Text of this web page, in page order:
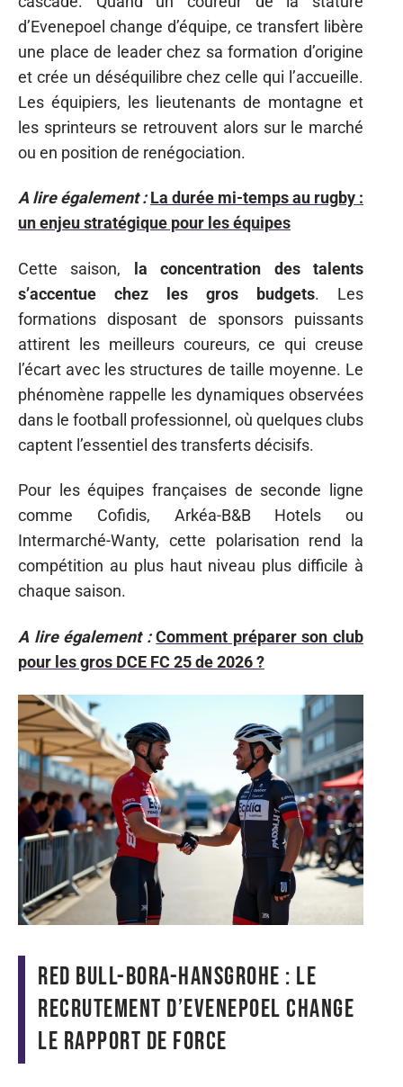
d’Evenepoel change d’équipe, ce transfert libère
une place de leader chez sa formation d’origine
et crée un déséquilibre chez celle qui l’accueille.
Les équipiers, les lieutenants de montagne et
les sprinteurs se retrouvent alors sur le marché
ou en position de renégociation.
A lire également : La durée mi-temps au rugby :
un enjeu stratégique pour les équipes
Cette saison, la concentration des talents
s’accentue chez les gros budgets. Les
formations disposant de sponsors puissants
attirent les meilleurs coureurs, ce qui creuse
l’écart avec les structures de taille moyenne. Le
phénomène rappelle les dynamiques observées
dans le football professionnel, où quelques clubs
captent l’essentiel des transferts décisifs.
Pour les équipes françaises de seconde ligne
comme Cofidis, Arkéa-B&B Hotels ou
Intermarché-Wanty, cette polarisation rend la
compétition au plus haut niveau plus difficile à
chaque saison.
A lire également : Comment préparer son club
pour les gros DCE FC 25 de 2026 ?
Red Bull-Bora-Hansgrohe : le
recrutement d’Evenepoel change
le rapport de force